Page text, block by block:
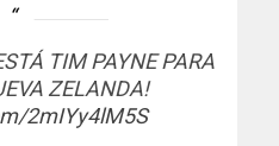
TIM PAYNE PARA
ZELANDA!
2mIYy4lM5S